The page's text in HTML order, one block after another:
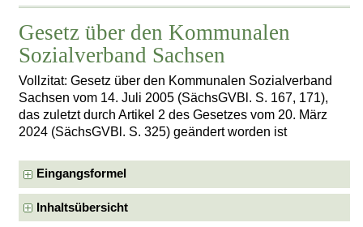
Gesetz über den Kommunalen
Sozialverband Sachsen
Vollzitat: Gesetz über den Kommunalen Sozialverband
Sachsen vom 14. Juli 2005 (SächsGVBl. S. 167, 171),
das zuletzt durch Artikel 2 des Gesetzes vom 20. März
2024 (SächsGVBl. S. 325) geändert worden ist
Eingangsformel
Inhaltsübersicht